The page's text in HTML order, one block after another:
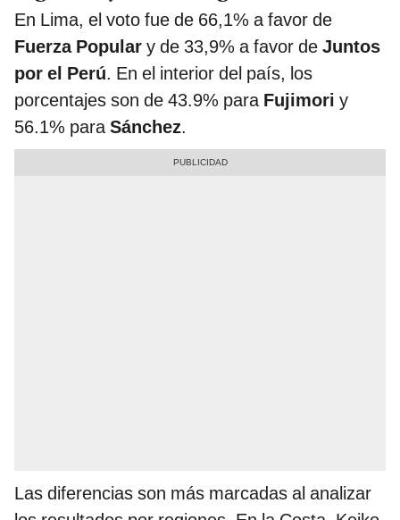
En Lima, el voto fue de 66,1% a favor de
Fuerza Popular y de 33,9% a favor de Juntos
por el Perú. En el interior del país, los
porcentajes son de 43.9% para Fujimori y
56.1% para Sánchez.
Las diferencias son más marcadas al analizar